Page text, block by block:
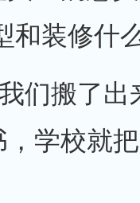
和装修什
们搬了出
，学校就